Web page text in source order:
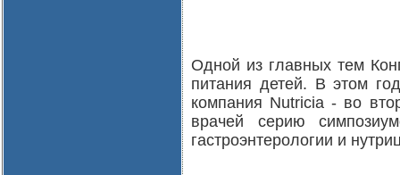
Одной из главных тем
питания детей. В этом
компания Nutricia - во
врачей серию
гастроэнтерологии и